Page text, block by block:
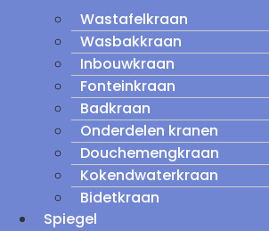
Wastafelkraan
Wasbakkraan
Inbouwkraan
Fonteinkraan
Badkraan
Onderdelen kranen
Douchemengkraan
Kokendwaterkraan
Bidetkraan
Spiegel